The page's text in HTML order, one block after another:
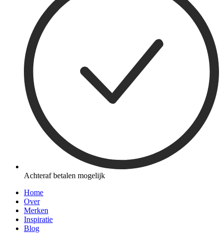
Achteraf betalen mogelijk
Home
Over
Merken
Inspiratie
Blog